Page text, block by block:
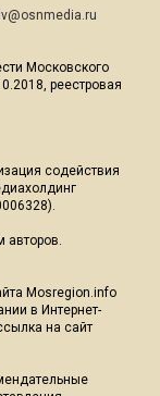
Московского
реестровая
содействия
авторов.
Mosregion.info
в Интернет-
на сайт